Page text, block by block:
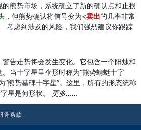
熊势市场，系统确立了新的确认点和止损
，但熊势确认将信号变为<卖出的几率非常
考虑到涉及的风险，我们强烈建议你跟踪
告走势将会发生变化。它包含一个阳烛和
当十字星呈伞形时称为“熊势蜻蜓十字
“熊势墓碑十字星”。这里，所有的形态统称
星是何形状。
更多……
务条款